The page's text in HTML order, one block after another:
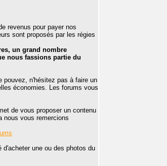
revenus pour payer nos
sont proposés par les régies
un grand nombre
nous fassions partie du
pouvez, n'hésitez pas à faire un
économies. Les forums vous
de vous proposer un contenu
nous vous remercions
une ou des photos du